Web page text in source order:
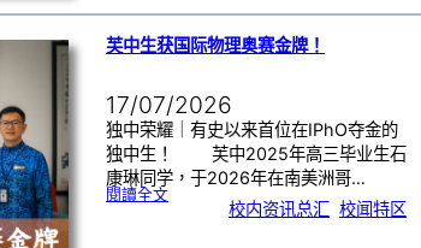
1
1
周
年
芙中生获国际物理奥赛金牌！
17/07/2026
独中荣耀｜有史以来首位在IPhO夺金的
独中生！ 芙中2025年高三毕业生石
康琳同学，于2026年在南美洲哥…
閱讀全文:芙 校内资讯总汇 校闻特区